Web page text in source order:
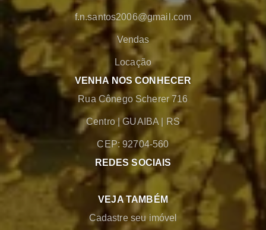
f.n.santos2006@gmail.com
Vendas
Locação
VENHA NOS CONHECER
Rua Cônego Scherer 716
Centro |GUAIBA RS
CEP: 92704-560
REDES SOCIAIS
VEJA TAMBÉM
Cadastre seu imóvel